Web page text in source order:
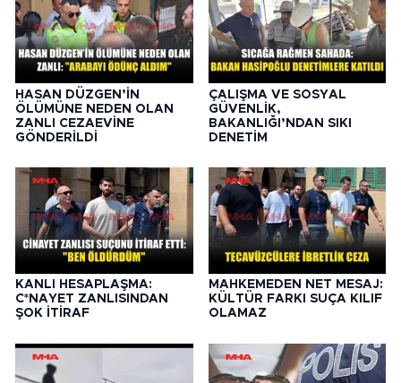
HASAN DÜZGEN’İN
ÖLÜMÜNE NEDEN OLAN
ZANLI CEZAEVİNE
GÖNDERİLDİ
ÇALIŞMA VE SOSYAL
GÜVENLİK,
BAKANLIĞI’NDAN SIKI
DENETİM
KANLI HESAPLAŞMA:
C*NAYET ZANLISINDAN
ŞOK İTİRAF
MAHKEMEDEN NET MESAJ:
KÜLTÜR FARKI SUÇA KILIF
OLAMAZ